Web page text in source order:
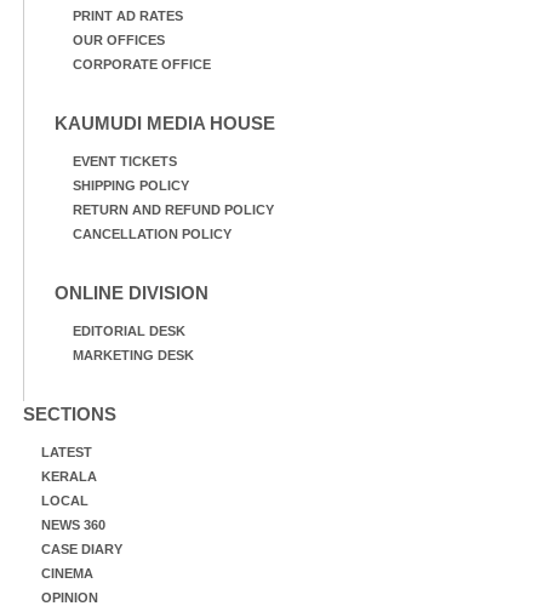
PRINT AD RATES
OUR OFFICES
CORPORATE OFFICE
KAUMUDI MEDIA HOUSE
EVENT TICKETS
SHIPPING POLICY
RETURN AND REFUND POLICY
CANCELLATION POLICY
ONLINE DIVISION
EDITORIAL DESK
MARKETING DESK
SECTIONS
LATEST
KERALA
LOCAL
NEWS 360
CASE DIARY
CINEMA
OPINION